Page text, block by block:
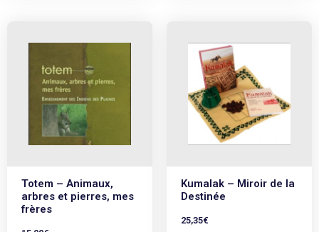
Totem – Animaux,
arbres et pierres, mes
frères
Kumalak – Miroir de la
Destinée
25,35€